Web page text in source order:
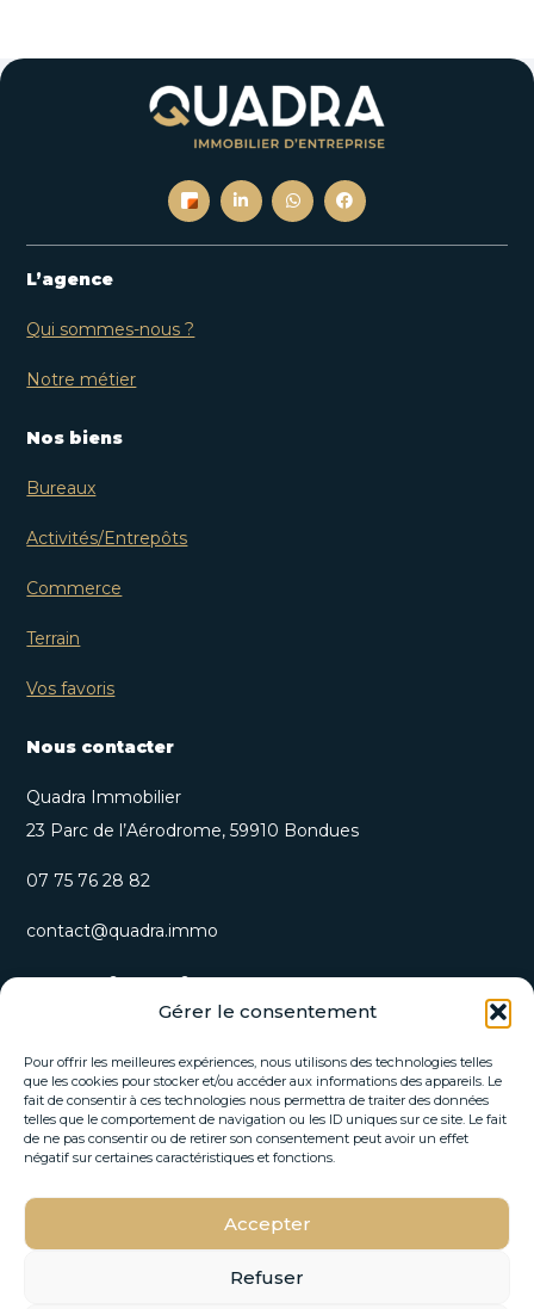
Gérer le consentement
Pour offrir les meilleures expériences, nous utilisons des technologies telles
que les cookies pour stocker et/ou accéder aux informations des appareils. Le
fait de consentir à ces technologies nous permettra de traiter des données
telles que le comportement de navigation ou les ID uniques sur ce site. Le fait
de ne pas consentir ou de retirer son consentement peut avoir un effet
négatif sur certaines caractéristiques et fonctions.
Accepter
Refuser
L’agence
Qui sommes-nous ?
Notre métier
Nos biens
Bureaux
Activités/Entrepôts
Commerce
Terrain
Vos favoris
Nous contacter
Quadra Immobilier
23 Parc de l’Aérodrome, 59910 Bondues
07 75 76 28 82
contact@quadra.immo
S’inscrire à notre newsletter
Recevez nos opportunités immobilières et actualités
directement par email.
*
E
-
a
l
E
-
a